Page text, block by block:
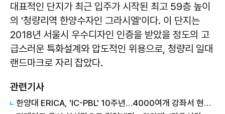
대표적인 단지가 최근 입주가 시작된 최고 59층 높이
의 '청량리역 한양수자인 그라시엘'이다. 이 단지는
2018년 서울시 우수디자인 인증을 받았을 정도의 고
급스러운 특화설계와 압도적인 위용으로, 청량리 일대
랜드마크로 자리 잡았다.
관련기사
한양대 ERICA, 'IC-PBL' 10주년…4000여개 강좌서 현장 문제 해결